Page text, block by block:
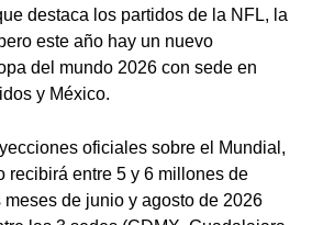
destaca los partidos de la NFL, la
este año hay un nuevo
del mundo 2026 con sede en
y México.
oficiales sobre el Mundial,
recibirá entre 5 y 6 millones de
de junio y agosto de 2026